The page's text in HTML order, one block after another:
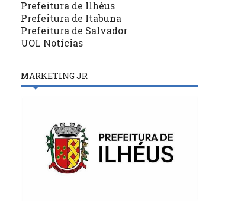
Bolsonaro
Prefeitura de Ilhéus
Prefeitura de Itabuna
Prefeitura de Salvador
UOL Notícias
MARKETING JR